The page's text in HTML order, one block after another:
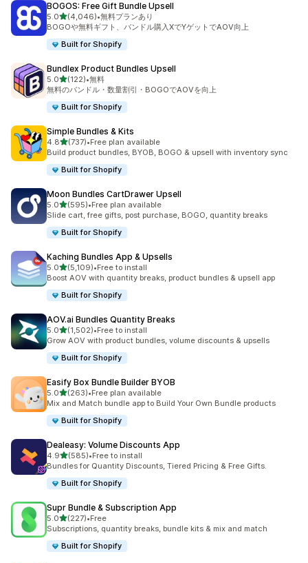
BOGOS: Free Gift Bundle Upsell
5.05つ星中
(4,046)
合計レビュー数：4046件
•無料プランあり
BOGOや無料ギフト、バンドル購入XでYゲットでAOV向上
Built for Shopify
Bundlex Product Bundles Upsell
5.05つ星中
(122)
合計レビュー数：122件
•無料
無料のバンドル・数量割引・BOGOでAOVを向上
Built for Shopify
Simple Bundles & Kits
4.85つ星中
(737)
合計レビュー数：737件
•Free plan available
Build product bundles, BYOB, BOGO & upsell with inventory sync
Built for Shopify
Moon Bundles CartDrawer Upsell
5.05つ星中
(595)
合計レビュー数：595件
•Free plan available
Slide cart, free gifts, post purchase, BOGO, quantity breaks
Built for Shopify
Kaching Bundles App & Upsells
5.05つ星中
(5,109)
合計レビュー数：5109件
•Free to install
Boost AOV with quantity breaks, product bundles & upsell app
Built for Shopify
AOV.ai Bundles Quantity Breaks
5.05つ星中
(1,502)
合計レビュー数：1502件
•Free to install
Grow AOV with product bundles, volume discounts & upsells
Built for Shopify
Easify Box Bundle Builder BYOB
5.05つ星中
(263)
合計レビュー数：263件
•Free plan available
Mix and Match bundle app to Build Your Own Bundle products
Built for Shopify
Dealeasy: Volume Discounts App
4.95つ星中
(585)
合計レビュー数：585件
•Free to install
Bundles for Quantity Discounts, Tiered Pricing & Free Gifts.
Built for Shopify
Supr Bundle & Subscription App
5.05つ星中
(227)
合計レビュー数：227件
•Free
Subscriptions, quantity breaks, bundle kits & mix and match
Built for Shopify